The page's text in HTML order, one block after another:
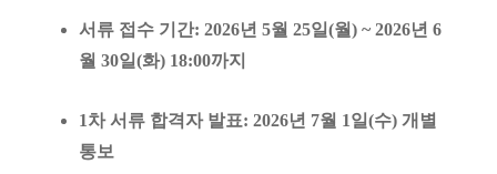
서류 접수 기간: 2026년 5월 25일(월) ~ 2026년 6
월 30일(화) 18:00까지
1차 서류 합격자 발표: 2026년 7월 1일(수) 개별
통보